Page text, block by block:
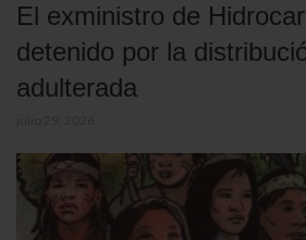
El exministro de
detenido por la
adulterada